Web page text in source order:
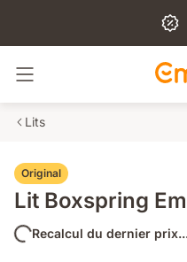
Basculer la navigation
Lits
Original
Lit Boxspring
Recalcul du dernier